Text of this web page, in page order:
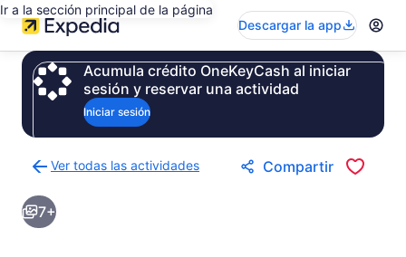
Ir a la sección principal de la página
Descargar la app
Acumula crédito OneKeyCash al iniciar
sesión y reservar una actividad
Iniciar sesión
Ver todas las actividades
a
la
página
Compartir
7+